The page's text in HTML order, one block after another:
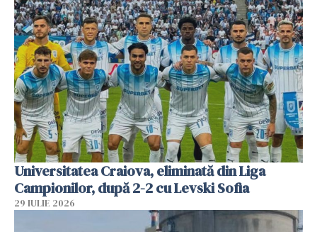
Universitatea Craiova, eliminată din Liga
Campionilor, după 2-2 cu Levski Sofia
29 IULIE 2026